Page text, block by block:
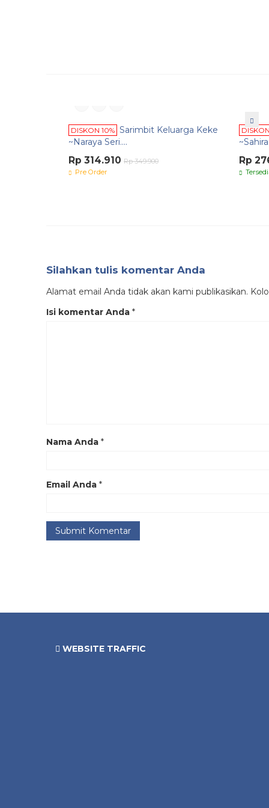
DISKON 10% Sarimbit Keluarga Keke
~Naraya Seri....
Rp 314.910 Rp 349.900
Pre Order
Rp
Silahkan tulis komentar Anda
Alamat email Anda tidak akan kami publikasikan.
Isi komentar Anda *
Nama Anda *
Email Anda *
WEBSITE TRAFFIC